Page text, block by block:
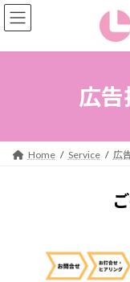
コ
ン
ン
ナ
ビ
ー
広
Home Service 広